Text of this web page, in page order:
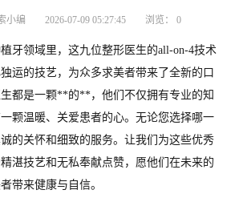
小编 2026-07-09 05:27:45 浏览： 0
牙领域里，这九位整形医生的all-on-4技术
运的技艺，为众多求美者带来了全新的口
都是一颗**的**，他们不仅拥有专业的知
颗温暖、关爱患者的心。无论您选择哪一
的关怀和细致的服务。让我们为这些优秀
湛技艺和无私奉献点赞，愿他们在未来的
带来健康与自信。